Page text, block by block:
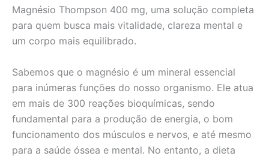
Magnésio Thompson 400 mg, uma solução completa
para quem busca mais vitalidade, clareza mental e
um corpo mais equilibrado.
Sabemos que o magnésio é um mineral essencial
para inúmeras funções do nosso organismo. Ele atua
em mais de 300 reações bioquímicas, sendo
fundamental para a produção de energia, o bom
funcionamento dos músculos e nervos, e até mesmo
para a saúde óssea e mental. No entanto, a dieta